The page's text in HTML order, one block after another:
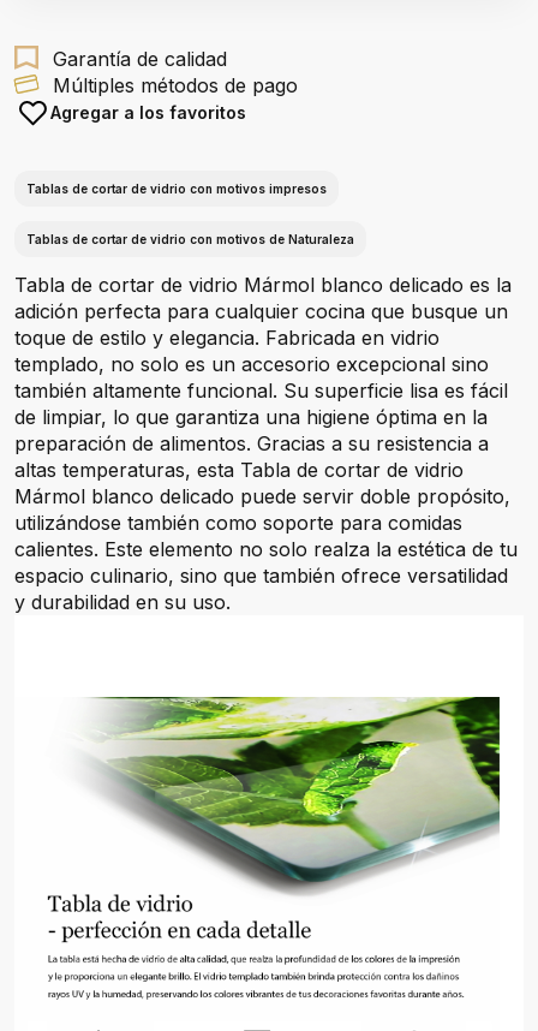
Garantía de calidad
Múltiples métodos de pago
Agregar a los favoritos
Tablas de cortar de vidrio con motivos impresos
Tablas de cortar de vidrio con motivos de Naturaleza
Tabla de cortar de vidrio Mármol blanco delicado es la
adición perfecta para cualquier cocina que busque un
toque de estilo y elegancia. Fabricada en vidrio
templado, no solo es un accesorio excepcional sino
también altamente funcional. Su superficie lisa es fácil
de limpiar, lo que garantiza una higiene óptima en la
preparación de alimentos. Gracias a su resistencia a
altas temperaturas, esta Tabla de cortar de vidrio
Mármol blanco delicado puede servir doble propósito,
utilizándose también como soporte para comidas
calientes. Este elemento no solo realza la estética de tu
espacio culinario, sino que también ofrece versatilidad
y durabilidad en su uso.